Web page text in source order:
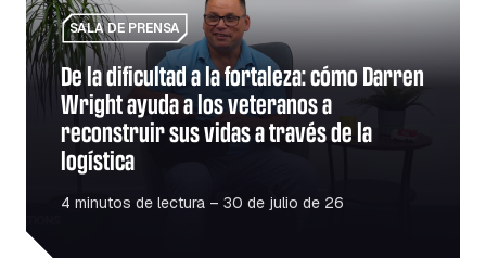
SALA DE PRENSA
De la dificultad a la fortaleza: cómo Darren
Wright ayuda a los veteranos a
reconstruir sus vidas a través de la
logística
4 minutos de lectura – 30 de julio de 26